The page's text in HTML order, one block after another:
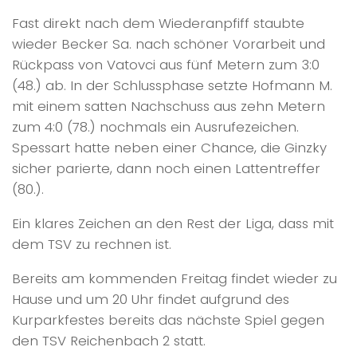
Fast direkt nach dem Wiederanpfiff staubte
wieder Becker Sa. nach schöner Vorarbeit und
Rückpass von Vatovci aus fünf Metern zum 3:0
(48.) ab. In der Schlussphase setzte Hofmann M.
mit einem satten Nachschuss aus zehn Metern
zum 4:0 (78.) nochmals ein Ausrufezeichen.
Spessart hatte neben einer Chance, die Ginzky
sicher parierte, dann noch einen Lattentreffer
(80.).
Ein klares Zeichen an den Rest der Liga, dass mit
dem TSV zu rechnen ist.
Bereits am kommenden Freitag findet wieder zu
Hause und um 20 Uhr findet aufgrund des
Kurparkfestes bereits das nächste Spiel gegen
den TSV Reichenbach 2 statt.